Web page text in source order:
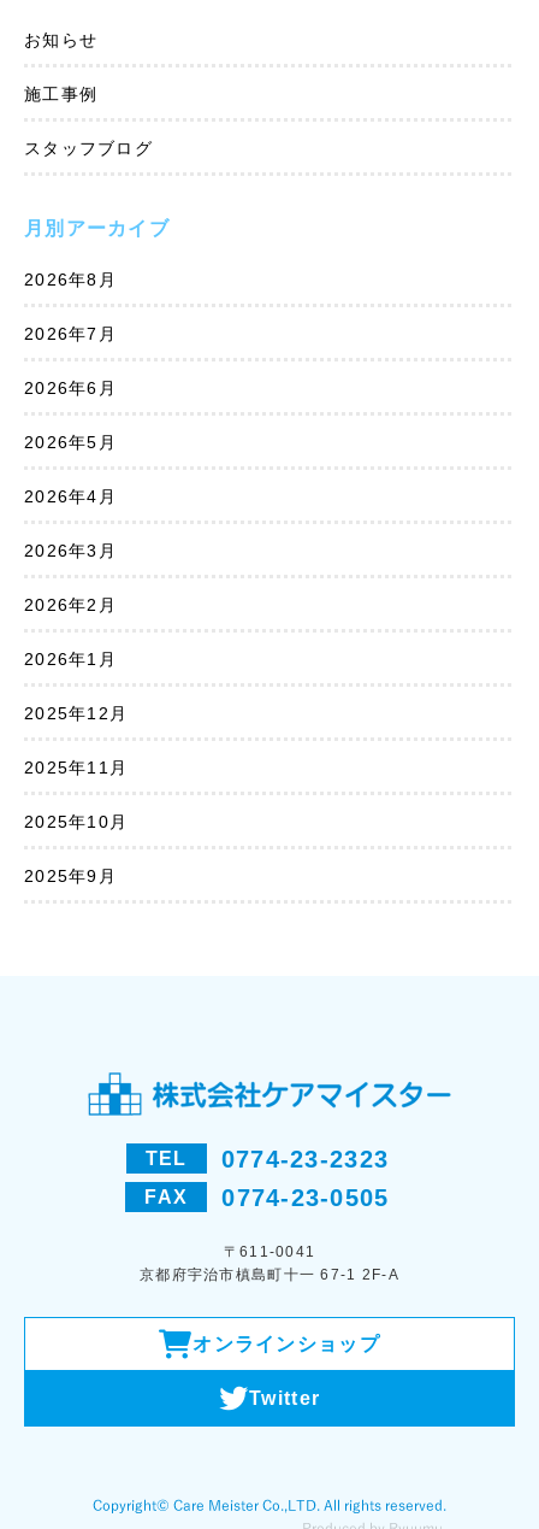
お知らせ
施工事例
スタッフブログ
月別アーカイブ
2026年8月
2026年7月
2026年6月
2026年5月
2026年4月
2026年3月
2026年2月
2026年1月
2025年12月
2025年11月
2025年10月
2025年9月
TEL 0774-23-2323
FAX 0774-23-0505
〒611-0041
京都府宇治市槙島町十一 67-1 2F-A
オンラインショップ
Twitter